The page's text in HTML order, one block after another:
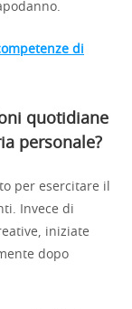
di
quotidiane
personale?
per esercitare il
Invece di
iniziate
dopo